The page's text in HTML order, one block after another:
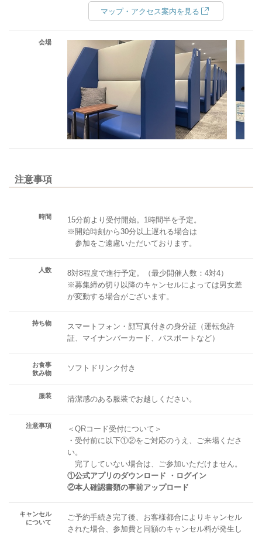
マップ・アクセス案内を見る
会場
注意事項
時間
15分前より受付開始。1時間半を予定。
※開始時刻から30分以上遅れる場合は
参加をご遠慮いただいております。
人数
8対8程度で進行予定。（最少開催人数：4対4）
※募集締め切り以降のキャンセルによっては男女差
が変動する場合がございます。
持ち物
スマートフォン・顔写真付きの身分証（運転免許
証、マイナンバーカード、パスポートなど）
お食事
飲み物
ソフトドリンク付き
服装 清潔感のある服装でお越しください。
注意事項
＜QRコード受付について＞
・受付前に以下①②をご対応のうえ、ご来場くださ
い。
完了していない場合は、ご参加いただけません。
①公式アプリのダウンロード ・ログイン
②本人確認書類の事前アップロード
キャンセル
について
ご予約手続き完了後、お客様都合によりキャンセル
された場合、参加費と同額のキャンセル料が発生し